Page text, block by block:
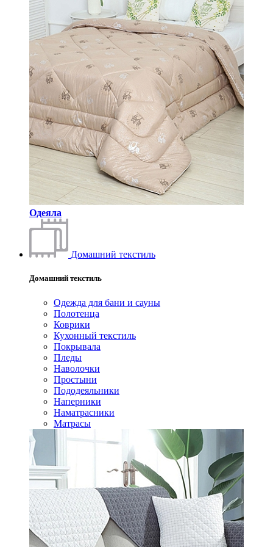
Одеяла
Домашний текстиль
Домашний текстиль
Одежда для бани и сауны
Полотенца
Коврики
Кухонный текстиль
Покрывала
Пледы
Наволочки
Простыни
Пододеяльники
Наперники
Наматрасники
Матрасы